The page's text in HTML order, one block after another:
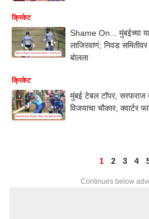
क्रिकेट
Shame On... मुंबईच्या
लाजिरवाणं; निवड
बोलला
क्रिकेट
मुंबई टेबल टॉपर, सरफराज
विजयाचा चौकार,
1 2 3 4
Continues below